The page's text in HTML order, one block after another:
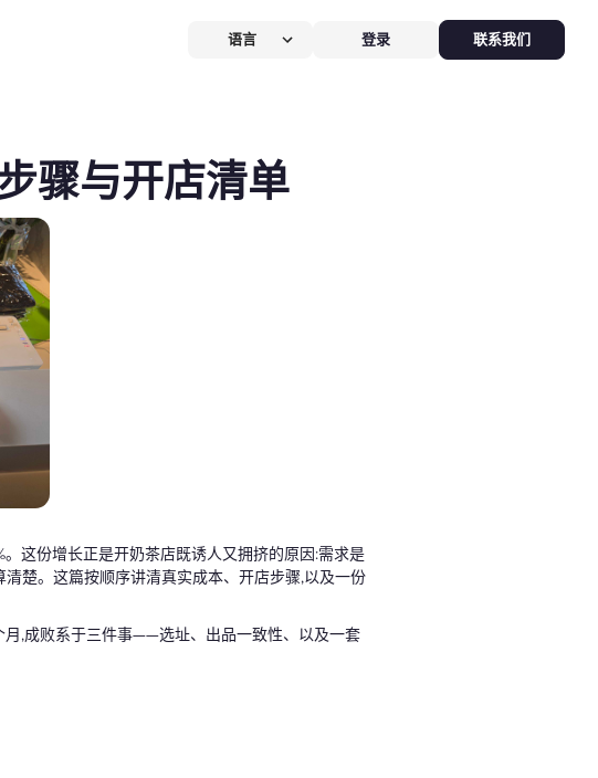
AI POS硬件全免，价值$826
新客换机零成本，AI POS+接单设备
语言 登录 联系我们
骤与开店清单
这份增长正是开奶茶店既诱人又拥挤的原因:需求是
楚。这篇按顺序讲清真实成本、开店步骤,以及一份
月,成败系于三件事——选址、出品一致性、以及一套